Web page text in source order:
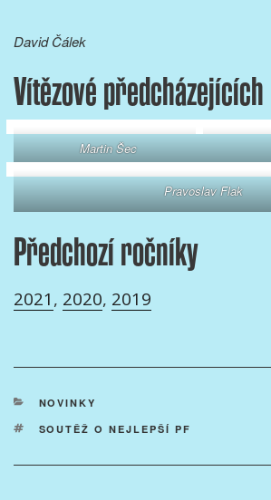
David Čálek
Vítězové
Martin Šec
Pravoslav Flak
Předchozí ročníky
2021, 2020, 2019
RUBRIKY
NOVINKY
ŠTÍTKY
SOUTĚŽ O NEJLEPŠÍ PF